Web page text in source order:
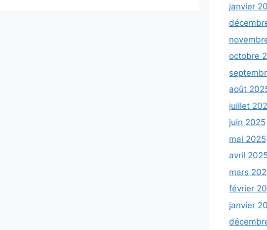
janvier
octobre
août
juillet
juin 2025
mai 2025
avril
mars
février
janvier